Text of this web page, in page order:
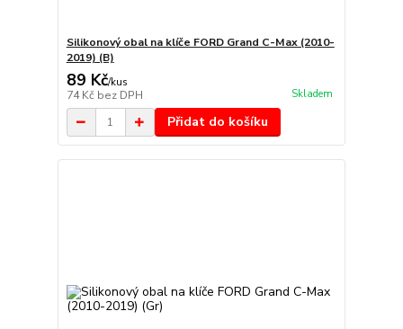
Silikonový obal na klíče FORD Grand C-Max (2010-
2019) (B)
89 Kč/kus
74 Kč bez DPH Skladem
Přidat do košíku